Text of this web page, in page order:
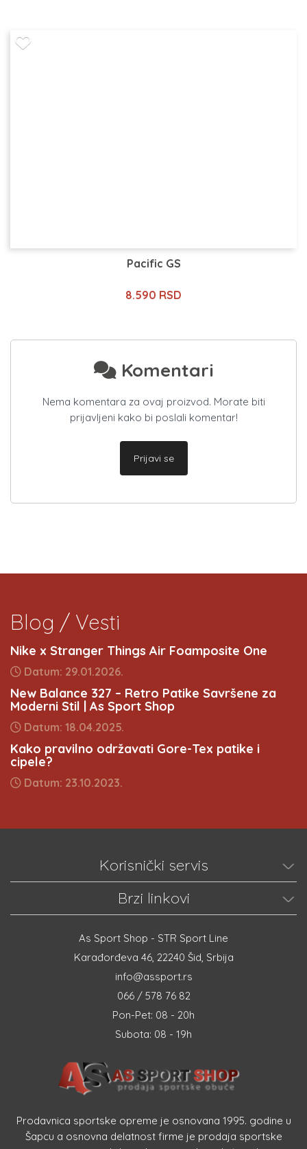
Pacific GS
8.590 RSD
Komentari
Nema komentara za ovaj proizvod. Morate biti
prijavljeni kako bi poslali komentar!
Prijavi se
Blog / Vesti
Nike x Stranger Things Air Foamposite One
Datum: 29.01.2026.
New Balance 327 – Retro Patike Savršene za
Moderni Stil | As Sport Shop
Datum: 18.04.2025.
Kako pravilno održavati Gore-Tex patike i
cipele?
Datum: 23.10.2023.
Korisnički servis
Brzi linkovi
As Sport Shop - STR Sport Line
Karađorđeva 46, 22240 Šid, Srbija
info@assport.rs
066 / 578 76 82
Pon-Pet: 08 - 20h
Subota: 08 - 19h
Prodavnica sportske opreme je osnovana 1995. godine u
Šapcu a osnovna delatnost firme je prodaja sportske